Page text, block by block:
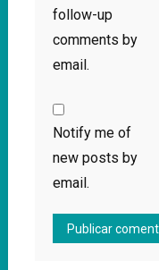
follow-up
comments by
email.
Notify me of
new posts by
email.